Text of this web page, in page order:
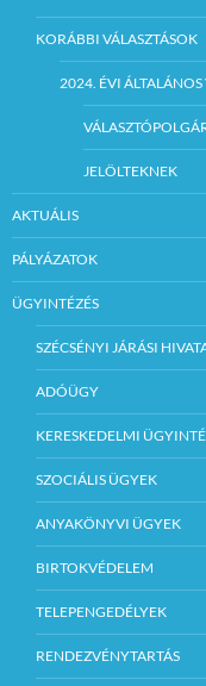
KORÁBBI VÁLASZTÁSOK
2024. ÉVI ÁLTALÁNOS
JELÖLTEKNEK
AKTUÁLIS
PÁLYÁZATOK
ÜGYINTÉZÉS
SZÉCSÉNYI JÁRÁSI
ADÓÜGY
KERESKEDELMI
SZOCIÁLIS ÜGYEK
ANYAKÖNYVI ÜGYEK
BIRTOKVÉDELEM
TELEPENGEDÉLYEK
RENDEZVÉNYTARTÁS